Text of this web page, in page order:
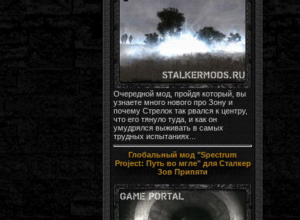
Очередной мод, пройдя который, вы
узнаете много нового про Зону и
почему Стрелок так рвался к центру,
что его тянуло туда, и как он
умудрялся выживать в самых
трудных испытаниях...
Глобальный мод "Spectrum
Project: Путь во мгле" для Сталкер
Зов Припяти